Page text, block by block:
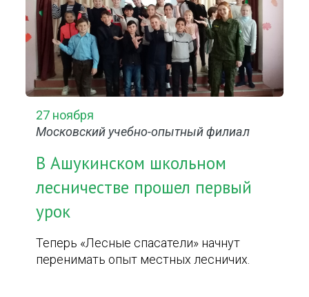
27 ноября
Московский учебно-опытный филиал
В Ашукинском школьном
лесничестве прошел первый
урок
Теперь «Лесные спасатели» начнут
перенимать опыт местных лесничих.